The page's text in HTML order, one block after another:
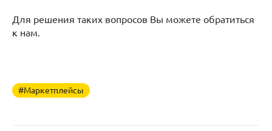
Для решения таких вопросов Вы можете обратиться
к нам.
#Маркетплейсы